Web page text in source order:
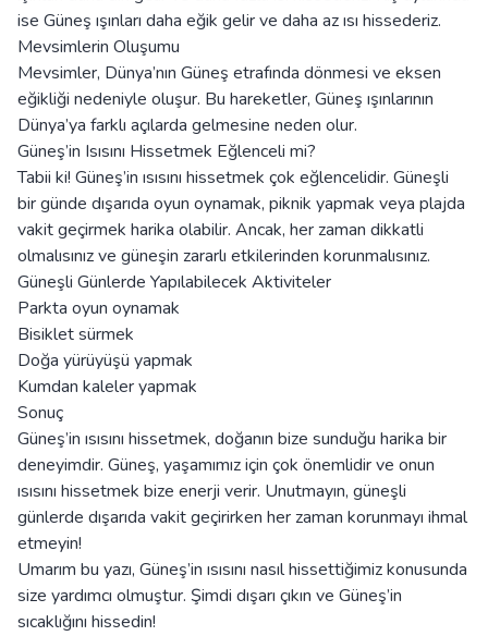
ise Güneş ışınları daha eğik gelir ve daha az ısı hissederiz.
Mevsimlerin Oluşumu
Mevsimler, Dünya’nın Güneş etrafında dönmesi ve eksen
eğikliği nedeniyle oluşur. Bu hareketler, Güneş ışınlarının
Dünya’ya farklı açılarda gelmesine neden olur.
Güneş’in Isısını Hissetmek Eğlenceli mi?
Tabii ki! Güneş’in ısısını hissetmek çok eğlencelidir. Güneşli
bir günde dışarıda oyun oynamak, piknik yapmak veya plajda
vakit geçirmek harika olabilir. Ancak, her zaman dikkatli
olmalısınız ve güneşin zararlı etkilerinden korunmalısınız.
Güneşli Günlerde Yapılabilecek Aktiviteler
Parkta oyun oynamak
Bisiklet sürmek
Doğa yürüyüşü yapmak
Kumdan kaleler yapmak
Sonuç
Güneş’in ısısını hissetmek, doğanın bize sunduğu harika bir
deneyimdir. Güneş, yaşamımız için çok önemlidir ve onun
ısısını hissetmek bize enerji verir. Unutmayın, güneşli
günlerde dışarıda vakit geçirirken her zaman korunmayı ihmal
etmeyin!
Umarım bu yazı, Güneş’in ısısını nasıl hissettiğimiz konusunda
size yardımcı olmuştur. Şimdi dışarı çıkın ve Güneş’in
sıcaklığını hissedin!